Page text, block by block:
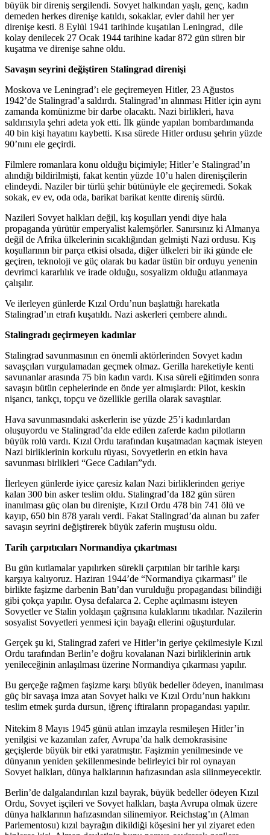
büyük bir direniş sergilendi. Sovyet halkından yaşlı, genç, kadın
demeden herkes direnişe katıldı, sokaklar, evler dahil her yer
direnişe kesti. 8 Eylül 1941 tarihinde kuşatılan Leningrad, dile
kolay denilecek 27 Ocak 1944 tarihine kadar 872 gün süren bir
kuşatma ve direnişe sahne oldu.
Savaşın seyrini değiştiren Stalingrad direnişi
Moskova ve Leningrad’ı ele geçiremeyen Hitler, 23 Ağustos
1942’de Stalingrad’a saldırdı. Stalingrad’ın alınması Hitler için aynı
zamanda komünizme bir darbe olacaktı. Nazi birlikleri, hava
saldırısıyla şehri adeta yok etti. İlk günde yapılan bombardımanda
40 bin kişi hayatını kaybetti. Kısa sürede Hitler ordusu şehrin yüzde
90’nını ele geçirdi.
Filmlere romanlara konu olduğu biçimiyle; Hitler’e Stalingrad’ın
alındığı bildirilmişti, fakat kentin yüzde 10’u halen direnişçilerin
elindeydi. Naziler bir türlü şehir bütünüyle ele geçiremedi. Sokak
sokak, ev ev, oda oda, barikat barikat kentte direniş sürdü.
Nazileri Sovyet halkları değil, kış koşulları yendi diye hala
propaganda yürütür emperyalist kalemşörler. Sanırsınız ki Almanya
değil de Afrika ülkelerinin sıcaklığından gelmişti Nazi ordusu. Kış
koşullarının bir parça etkisi olsada, diğer ülkeleri bir iki günde ele
geçiren, teknoloji ve güç olarak bu kadar üstün bir orduyu yenenin
devrimci kararlılık ve irade olduğu, sosyalizm olduğu atlanmaya
çalışılır.
Ve ilerleyen günlerde Kızıl Ordu’nun başlattığı harekatla
Stalingrad’ın etrafı kuşatıldı. Nazi askerleri çembere alındı.
Stalingradı geçirmeyen kadınlar
Stalingrad savunmasının en önemli aktörlerinden Sovyet kadın
savaşçıları vurgulamadan geçmek olmaz. Gerilla hareketiyle kenti
savunanlar arasında 75 bin kadın vardı. Kısa süreli eğitimden sonra
savaşın bütün cephelerinde en önde yer almışlardı: Pilot, keskin
nişancı, tankçı, topçu ve özellikle gerilla olarak savaştılar.
Hava savunmasındaki askerlerin ise yüzde 25’i kadınlardan
oluşuyordu ve Stalingrad’da elde edilen zaferde kadın pilotların
büyük rolü vardı. Kızıl Ordu tarafından kuşatmadan kaçmak isteyen
Nazi birliklerinin korkulu rüyası, Sovyetlerin en etkin hava
savunması birlikleri “Gece Cadıları”ydı.
İlerleyen günlerde iyice çaresiz kalan Nazi birliklerinden geriye
kalan 300 bin asker teslim oldu. Stalingrad’da 182 gün süren
inanılması güç olan bu direnişte, Kızıl Ordu 478 bin 741 ölü ve
kayıp, 650 bin 878 yaralı verdi. Fakat Stalingrad’da alınan bu zafer
savaşın seyrini değiştirerek büyük zaferin muştusu oldu.
Tarih çarpıtıcıları Normandiya çıkartması
Bu gün kutlamalar yapılırken sürekli çarpıtılan bir tarihle karşı
karşıya kalıyoruz. Haziran 1944’de “Normandiya çıkarması” ile
birlikte faşizme darbenin Batı’dan vurulduğu propagandası bilindiği
gibi çokça yapılır. Oysa defalarca 2. Cephe açılmasını isteyen
Sovyetler ve Stalin yoldaşın çağrısına kulaklarını tıkadılar. Nazilerin
sosyalist Sovyetleri yenmesi için bayağı ellerini oğuşturdular.
Gerçek şu ki, Stalingrad zaferi ve Hitler’in geriye çekilmesiyle Kızıl
Ordu tarafından Berlin’e doğru kovalanan Nazi birliklerinin artık
yenileceğinin anlaşılması üzerine Normandiya çıkarması yapılır.
Bu gerçeğe rağmen faşizme karşı büyük bedeller ödeyen, inanılması
güç bir savaşa imza atan Sovyet halkı ve Kızıl Ordu’nun hakkını
teslim etmek şurda dursun, iğrenç iftiraların propagandası yapılır.
Nitekim 8 Mayıs 1945 günü atılan imzayla resmileşen Hitler’in
yenilgisi ve kazanılan zafer, Avrupa’da halk demokrasisine
geçişlerde büyük bir etki yaratmıştır. Faşizmin yenilmesinde ve
dünyanın yeniden şekillenmesinde belirleyici bir rol oynayan
Sovyet halkları, dünya halklarının hafızasından asla silinmeyecektir.
Berlin’de dalgalandırılan kızıl bayrak, büyük bedeller ödeyen Kızıl
Ordu, Sovyet işçileri ve Sovyet halkları, başta Avrupa olmak üzere
dünya halklarının hafızasından silinemiyor. Reichstag’ın (Alman
Parlementosu) kızıl bayrağın dikildiği köşesini her yıl ziyaret eden